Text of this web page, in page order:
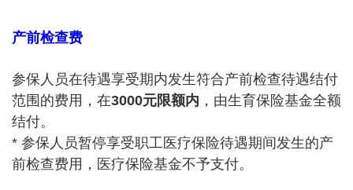
产前检查费
参保人员在待遇享受期内发生符合产前检查待遇结付
范围的费用，在3000元限额内 ，由生育保险基金全额
结付。
* 参保人员暂停享受职工医疗保险待遇期间发生的产
前检查费用，医疗保险基金不予支付。